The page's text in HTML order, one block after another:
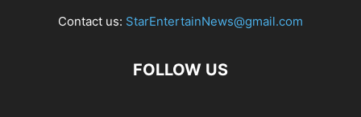
Contact us: StarEntertainNews@gmail.com
FOLLOW US